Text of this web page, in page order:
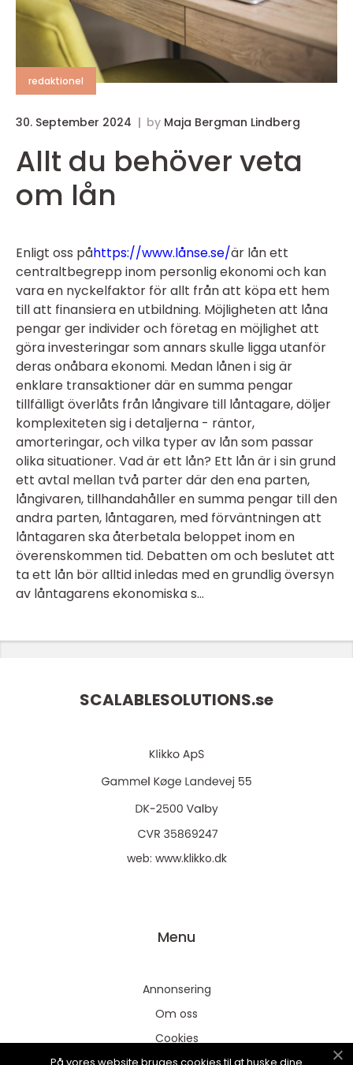
redaktionel
30. September 2024 by Maja Bergman Lindberg
Allt du behöver veta
om lån
Enligt oss påhttps://www.lånse.se/är lån ett
centraltbegrepp inom personlig ekonomi och kan
vara en nyckelfaktor för allt från att köpa ett hem
till att finansiera en utbildning. Möjligheten att låna
pengar ger individer och företag en möjlighet att
göra investeringar som annars skulle ligga utanför
deras onåbara ekonomi. Medan lånen i sig är
enklare transaktioner där en summa pengar
tillfälligt överlåts från långivare till låntagare, döljer
komplexiteten sig i detaljerna - räntor,
amorteringar, och vilka typer av lån som passar
olika situationer. Vad är ett lån? Ett lån är i sin grund
ett avtal mellan två parter där den ena parten,
långivaren, tillhandahåller en summa pengar till den
andra parten, låntagaren, med förväntningen att
låntagaren ska återbetala beloppet inom en
överenskommen tid. Debatten om och beslutet att
ta ett lån bör alltid inledas med en grundlig översyn
av låntagarens ekonomiska s...
SCALABLESOLUTIONS.se
web: www.klikko.dk
Menu
Annonsering
Om oss
Cookies